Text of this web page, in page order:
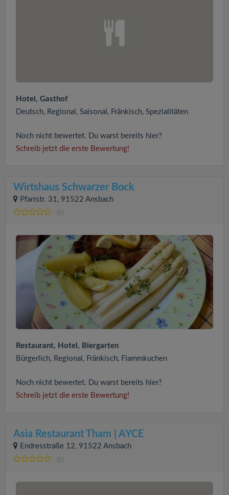
Hotel, Gasthof
Deutsch, Regional, Saisonal, Fränkisch, Spezialitäten
Noch nicht bewertet. Du warst bereits hier?
Schreib jetzt die erste Bewertung!
Wirtshaus Schwarzer Bock
Pfarrstr. 31, 91522 Ansbach
(0)
Restaurant, Hotel, Biergarten
Bürgerlich, Regional, Fränkisch, Flammkuchen
Noch nicht bewertet. Du warst bereits hier?
Schreib jetzt die erste Bewertung!
Asia Restaurant Tham | AYCE
Endresstraße 12, 91522 Ansbach
(0)